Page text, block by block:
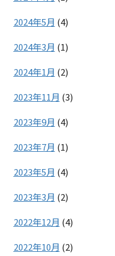
2024年5月 (4)
2024年3月 (1)
2024年1月 (2)
2023年11月 (3)
2023年9月 (4)
2023年7月 (1)
2023年5月 (4)
2023年3月 (2)
2022年12月 (4)
2022年10月 (2)